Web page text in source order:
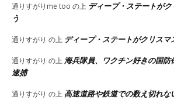
通りすがりme too の上 ディープ・ステートが
う
通りすがり の上 ディープ・ステートがクリスマ
通りすがり の上 海兵隊員、ワクチン好きの国
逮捕
通りすがり の上 高速道路や鉄道での数え切れ